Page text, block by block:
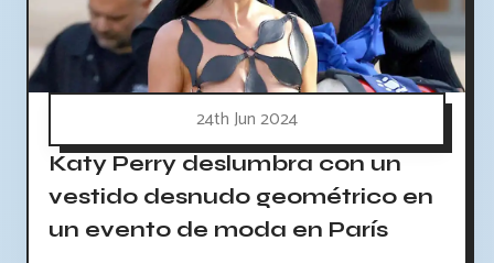
24th Jun 2024
Katy Perry deslumbra con un
vestido desnudo geométrico en
un evento de moda en París